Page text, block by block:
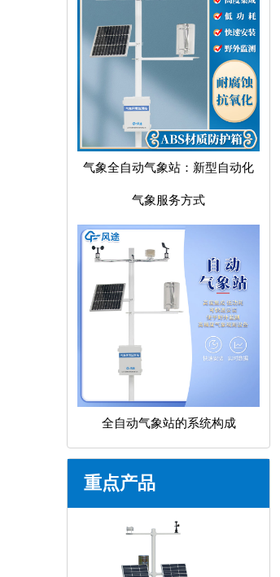
气象全自动气象站：新型自动化
气象服务方式
全自动气象站的系统构成
重点产品